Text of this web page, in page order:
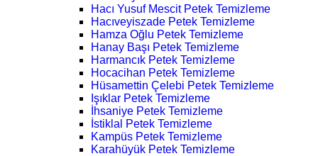
Hacı Yusuf Mescit Petek Temizleme
Hacıveyiszade Petek Temizleme
Hamza Oğlu Petek Temizleme
Hanay Başı Petek Temizleme
Harmancık Petek Temizleme
Hocacihan Petek Temizleme
Hüsamettin Çelebi Petek Temizleme
Işıklar Petek Temizleme
İhsaniye Petek Temizleme
İstiklal Petek Temizleme
Kampüs Petek Temizleme
Karahüyük Petek Temizleme